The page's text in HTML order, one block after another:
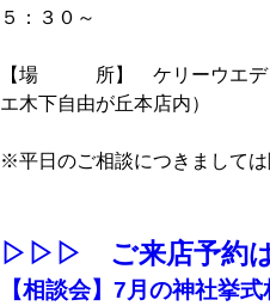
５：３０～
【場 所】 ケリーウエディ
エ木下自由が丘本店内）
※平日のご相談につきましては
▷▷▷ ご来店予約
【相談会】7月の神社挙